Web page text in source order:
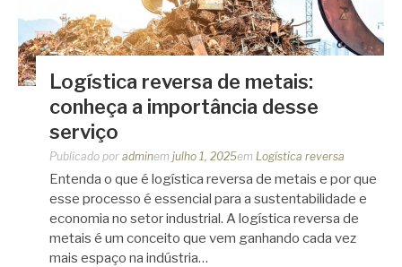
Logística reversa de metais:
conheça a importância desse
serviço
Publicado por adminem julho 1, 2025em Logística reversa
Entenda o que é logística reversa de metais e por que
esse processo é essencial para a sustentabilidade e
economia no setor industrial. A logística reversa de
metais é um conceito que vem ganhando cada vez
mais espaço na indústria…